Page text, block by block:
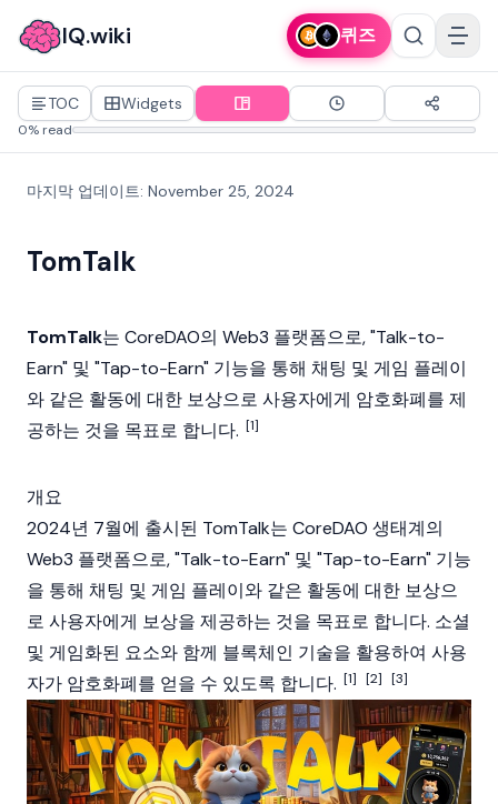
IQ.wiki 퀴즈
TOC Widgets
0% read
마지막 업데이트: November 25, 2024
TomTalk
TomTalk는 CoreDAO의 Web3 플랫폼으로, "Talk-to-
Earn" 및 "Tap-to-Earn" 기능을 통해 채팅 및 게임 플레이
와 같은 활동에 대한 보상으로 사용자에게 암호화폐를 제
공하는 것을 목표로 합니다. [1]
개요
2024년 7월에 출시된 TomTalk는 CoreDAO 생태계의
Web3 플랫폼으로, "Talk-to-Earn" 및 "Tap-to-Earn" 기능
을 통해 채팅 및 게임 플레이와 같은 활동에 대한 보상으
로 사용자에게 보상을 제공하는 것을 목표로 합니다. 소셜
및 게임화된 요소와 함께 블록체인 기술을 활용하여 사용
자가 암호화폐를 얻을 수 있도록 합니다. [1] [2] [3]